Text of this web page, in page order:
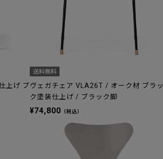
上げ ブヴェガチェア VLA26T / オーク材 ブラッ
ク塗装仕上げ / ブラック脚
¥74,800 （税込）